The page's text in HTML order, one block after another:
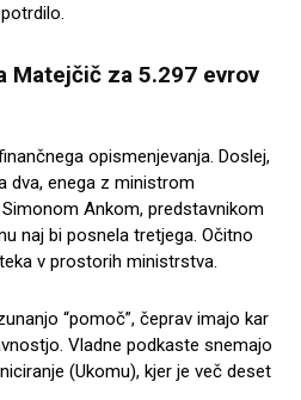
Matejčič za 5.297 evrov
opismenjevanja. Doslej,
dva, enega z ministrom
Ankom, predstavnikom
naj bi posnela tretjega. Očitno
v prostorih ministrstva.
“pomoč”, čeprav imajo kar
Vladne podkaste snemajo
(Ukomu), kjer je več deset